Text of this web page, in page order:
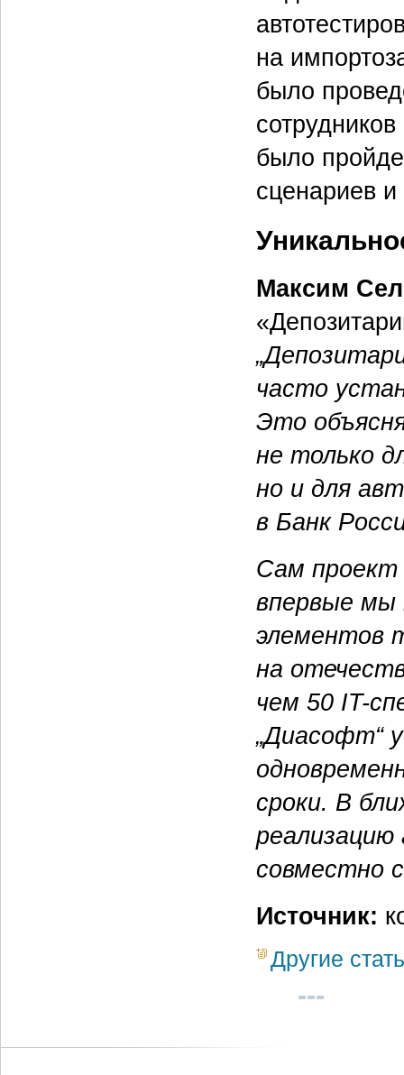
на
было
было
сценариев
Максим
часто
Это
не только
но и для
в Банк
Сам
впервые мы
элементов
на
чем 50 IT-
„Диасофт“
сроки. В
совместно
Источник:
Другие